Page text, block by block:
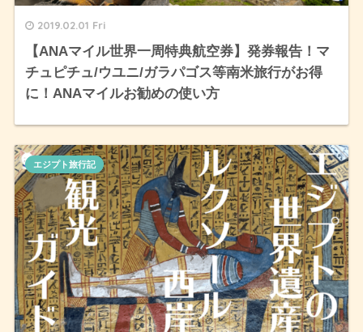
2019.02.01 Fri
【ANAマイル世界一周特典航空券】発券報告！マ
チュピチュ/ウユニ/ガラパゴス等南米旅行がお得
に！ANAマイルお勧めの使い方
エジプト旅行記